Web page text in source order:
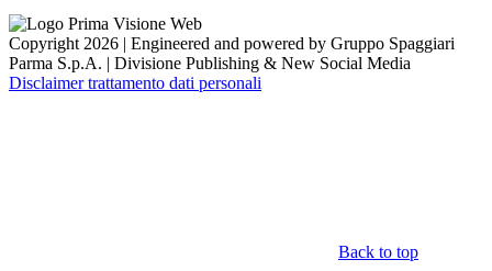
Copyright 2026 | Engineered and powered by Gruppo Spaggiari
Parma S.p.A. | Divisione Publishing & New Social Media
Disclaimer trattamento dati personali
Back to top